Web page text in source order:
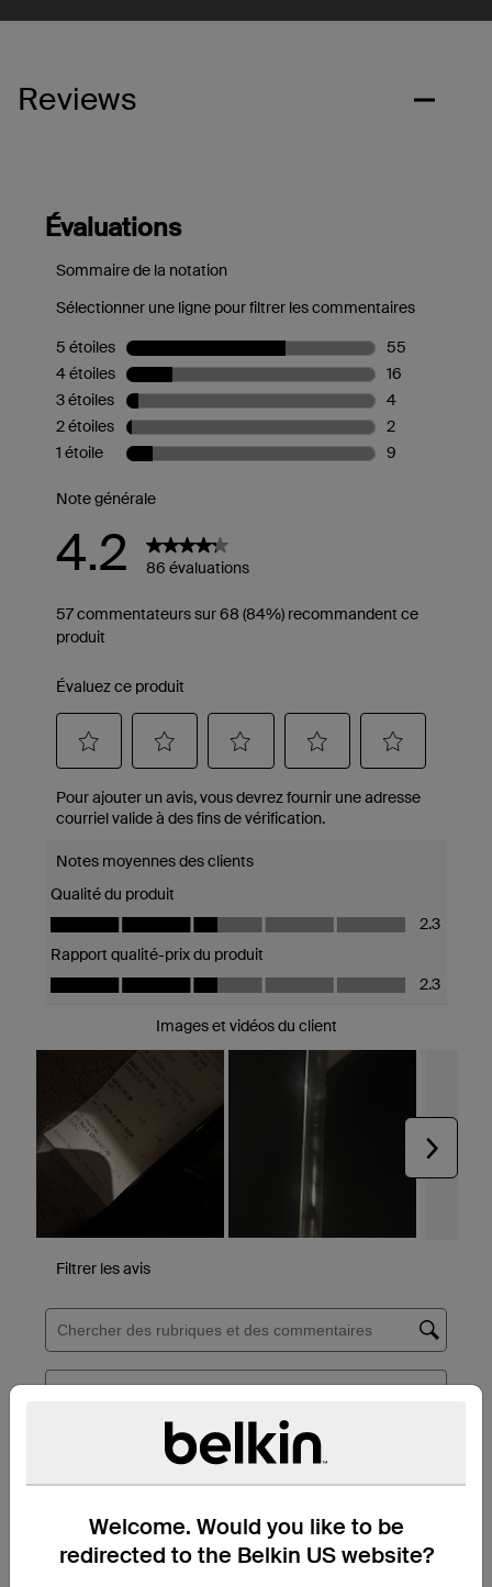
Welcome. Would you like to be
redirected to the Belkin US website?
Reviews